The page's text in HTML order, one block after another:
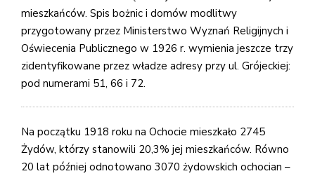
mieszkańców. Spis bożnic i domów modlitwy
przygotowany przez Ministerstwo Wyznań Religijnych i
Oświecenia Publicznego w 1926 r. wymienia jeszcze trzy
zidentyfikowane przez władze adresy przy ul. Grójeckiej:
pod numerami 51, 66 i 72.
Na początku 1918 roku na Ochocie mieszkało 2745
Żydów, którzy stanowili 20,3% jej mieszkańców. Równo
20 lat później odnotowano 3070 żydowskich ochocian –